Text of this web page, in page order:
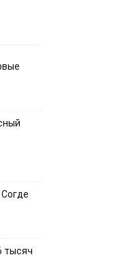
тысяч